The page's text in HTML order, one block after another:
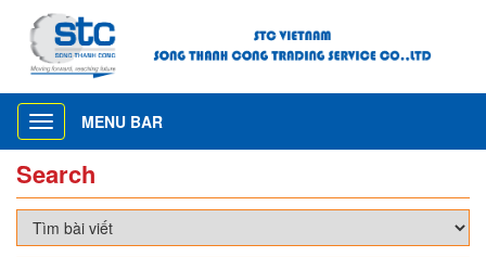
Toggle
navigation
MENU BAR
Search